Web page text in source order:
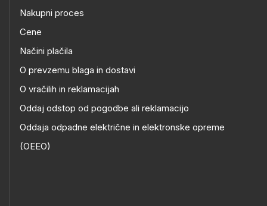
Nakupni proces
Cene
Načini plačila
O prevzemu blaga in dostavi
O vračilih in reklamacijah
Oddaj odstop od pogodbe ali reklamacijo
Oddaja odpadne električne in elektronske opreme
(OEEO)